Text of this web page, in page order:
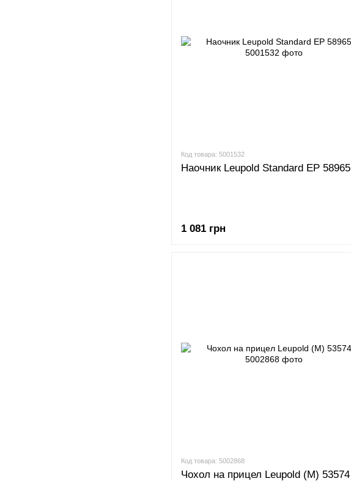
Код товара: 5001532
Наочник Leupold Standard EP 58965
1 081 грн
Код товара: 5002868
Чохол на прицел Leupold (M) 53574